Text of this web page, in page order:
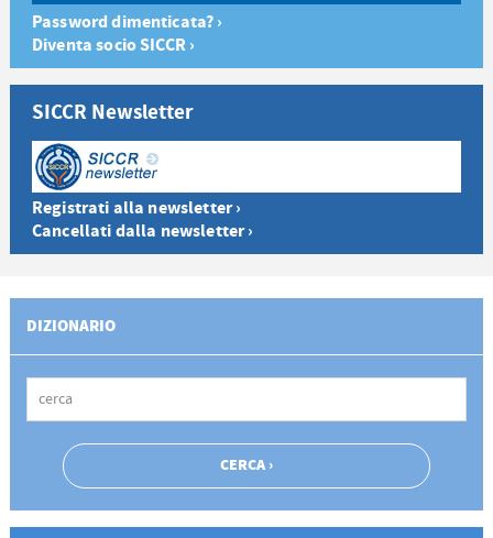
Password dimenticata? ›
Diventa socio SICCR ›
SICCR Newsletter
Registrati alla newsletter ›
Cancellati dalla newsletter ›
DIZIONARIO